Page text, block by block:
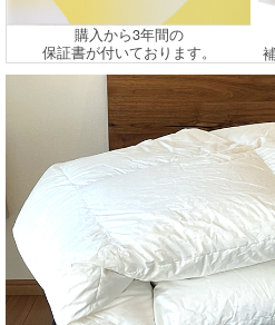
購入から3年間の
保証書が付いております。